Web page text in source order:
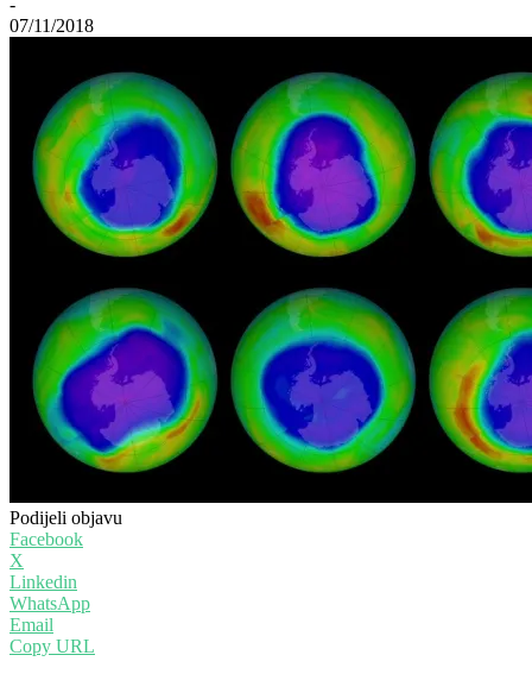
07/11/2018
Podijeli objavu
Facebook
X
Linkedin
WhatsApp
Email
Copy URL